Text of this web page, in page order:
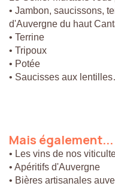
• Jambon, saucissons,
d'Auvergne du haut
• Terrine
• Tripoux
• Potée
• Saucisses aux
Mais également...
• Les vins de nos
• Apéritifs d'Auvergne
• Bières artisanales